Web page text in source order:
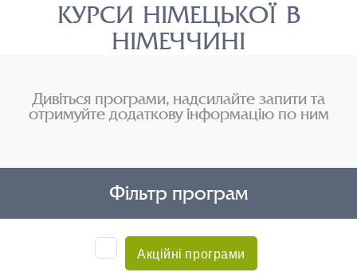
КУРСИ НІМЕЦЬКОЇ В
НІМЕЧЧИНІ
Дивіться програми, надсилайте запити та
отримуйте додаткову інформацію по ним
Фільтр програм
Акційні програми